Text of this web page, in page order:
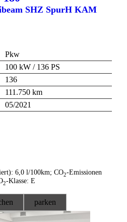
SHZ SpurH KAM
Pkw
100 kW / 136 PS
136
111.750 km
05/2021
6,0 l/100km; CO2-Emissionen
2-Klasse: E
parken